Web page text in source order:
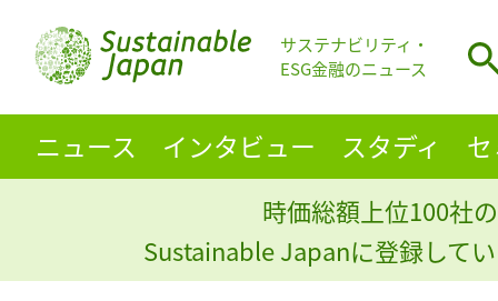
サステナビリティ・
ESG金融のニュース
ニュース インタビュー スタディ
時価総額上位100社
Sustainable Japanに登録して